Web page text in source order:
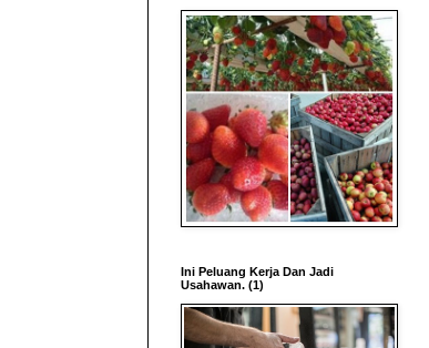
Ini Peluang Kerja Dan Jadi
Usahawan. (1)